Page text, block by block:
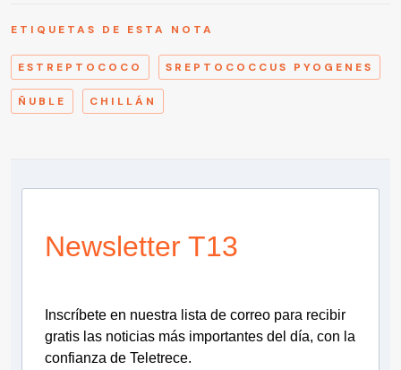
ETIQUETAS DE ESTA NOTA
ESTREPTOCOCO SREPTOCOCCUS PYOGENES
ÑUBLE CHILLÁN
Newsletter T13
Inscríbete en nuestra lista de correo para recibir
gratis las noticias más importantes del día, con la
confianza de Teletrece.